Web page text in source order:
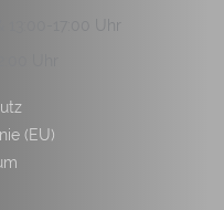
13:00-17:00 Uhr
(EU)